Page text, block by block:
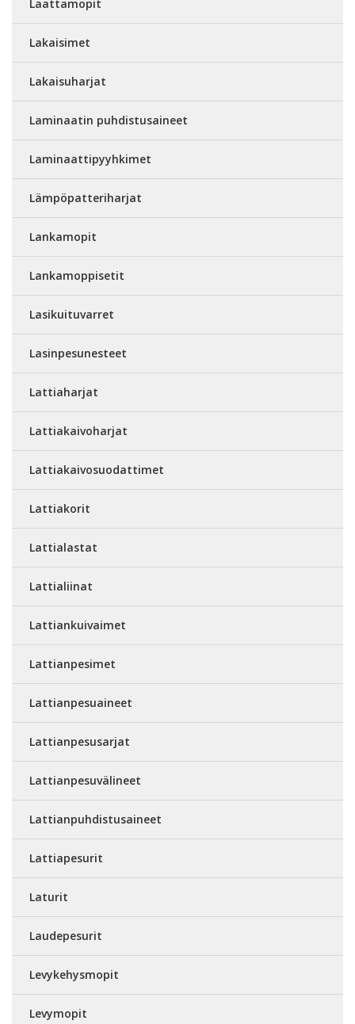
Laattamopit
Lakaisimet
Lakaisuharjat
Laminaatin puhdistusaineet
Laminaattipyyhkimet
Lämpöpatteriharjat
Lankamopit
Lankamoppisetit
Lasikuituvarret
Lasinpesunesteet
Lattiaharjat
Lattiakaivoharjat
Lattiakaivosuodattimet
Lattiakorit
Lattialastat
Lattialiinat
Lattiankuivaimet
Lattianpesimet
Lattianpesuaineet
Lattianpesusarjat
Lattianpesuvälineet
Lattianpuhdistusaineet
Lattiapesurit
Laturit
Laudepesurit
Levykehysmopit
Levymopit